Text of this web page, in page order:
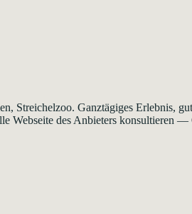
Streichelzoo. Ganztägiges Erlebnis,
des Anbieters konsultieren